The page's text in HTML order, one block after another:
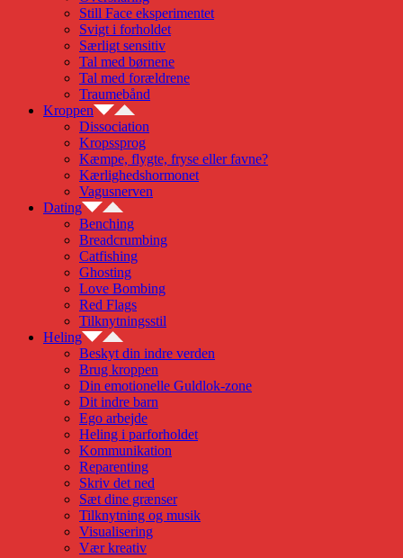
Still Face eksperimentet
Svigt i forholdet
Særligt sensitiv
Tal med børnene
Tal med forældrene
Traumebånd
Kroppen
Dissociation
Kropssprog
Kæmpe, flygte, fryse eller favne?
Kærlighedshormonet
Vagusnerven
Dating
Benching
Breadcrumbing
Catfishing
Ghosting
Love Bombing
Red Flags
Tilknytningsstil
Heling
Beskyt din indre verden
Brug kroppen
Din emotionelle Guldlok-zone
Dit indre barn
Ego arbejde
Heling i parforholdet
Kommunikation
Reparenting
Skriv det ned
Sæt dine grænser
Tilknytning og musik
Visualisering
Vær kreativ